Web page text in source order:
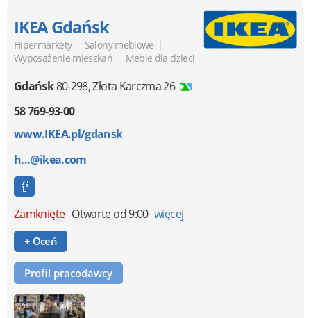
IKEA Gdańsk
Hipermarkety | Salony meblowe |
Wyposażenie mieszkań | Meble dla dzieci
Gdańsk80-298,Złota Karczma 26
58 769-93-00
www.IKEA.pl/gdansk
h...@ikea.com
Zamknięte Otwarte od 9:00 więcej
+ Oceń
Profil pracodawcy